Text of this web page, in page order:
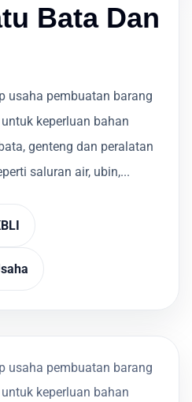
Bata Dan
usaha pembuatan barang
keperluan bahan
genteng dan peralatan
saluran air, ubin,...
usaha pembuatan barang
keperluan bahan